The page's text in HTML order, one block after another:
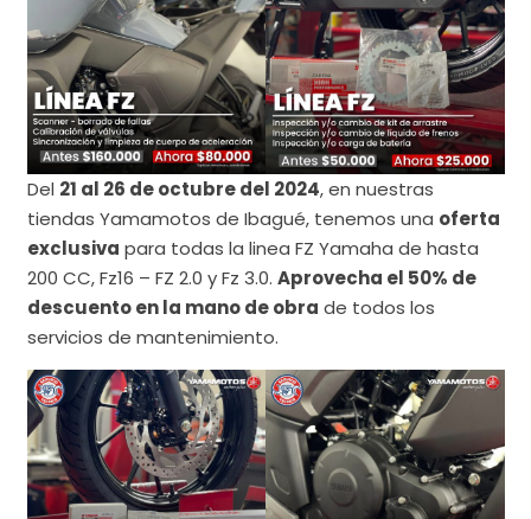
Del 21 al 26 de octubre del 2024, en nuestras
tiendas Yamamotos de Ibagué, tenemos una oferta
exclusiva para todas la linea FZ Yamaha de hasta
200 CC, Fz16 – FZ 2.0 y Fz 3.0. Aprovecha el 50% de
descuento en la mano de obra de todos los
servicios de mantenimiento.